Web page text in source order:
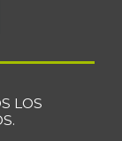
LOS